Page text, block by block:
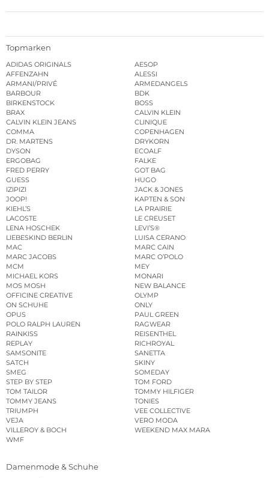
Topmarken
ADIDAS ORIGINALS
AESOP
AFFENZAHN
ALESSI
ARMANI/PRIVÉ
ARMEDANGELS
BARBOUR
BDK
BIRKENSTOCK
BOSS
BRAX
CALVIN KLEIN
CALVIN KLEIN JEANS
CLINIQUE
COMMA
COPENHAGEN
DR. MARTENS
DRYKORN
DYSON
ECOALF
ERGOBAG
FALKE
FRED PERRY
GOT BAG
GUESS
HUGO
IZIPIZI
JACK & JONES
JOOP!
KAPTEN & SON
KIEHL’S
LA PRAIRIE
LACOSTE
LE CREUSET
LENA HOSCHEK
LEVI’S®
LIEBESKIND BERLIN
LUISA CERANO
MAC
MARC CAIN
MARC JACOBS
MARC O’POLO
MCM
MEY
MICHAEL KORS
MONARI
MOS MOSH
NEW BALANCE
OFFICINE CREATIVE
OLYMP
ON SCHUHE
ONLY
OPUS
PAUL GREEN
POLO RALPH LAUREN
RAGWEAR
RAINKISS
REISENTHEL
REPLAY
RICHROYAL
SAMSONITE
SANETTA
SATCH
SKINY
SMEG
SOMEDAY
STEP BY STEP
TOM FORD
TOM TAILOR
TOMMY HILFIGER
TOMMY JEANS
TONIES
TRIUMPH
VEE COLLECTIVE
VEJA
VERO MODA
VILLEROY & BOCH
WEEKEND MAX MARA
WMF
Damenmode & Schuhe